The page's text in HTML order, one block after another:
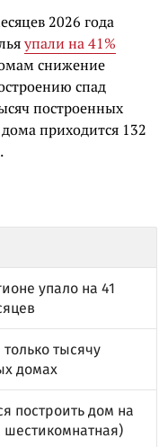
2026 года
упали на 41%
снижение
спад
построенных
приходится 132
упало на 41
тысячу
домах
построить дом на